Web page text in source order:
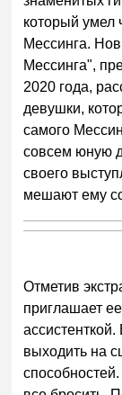
который умел
Мессинга.
Мессинга",
2020 года,
девушки,
самого
совсем юную
своего
мешают ему
Отметив
приглашает
выходить на